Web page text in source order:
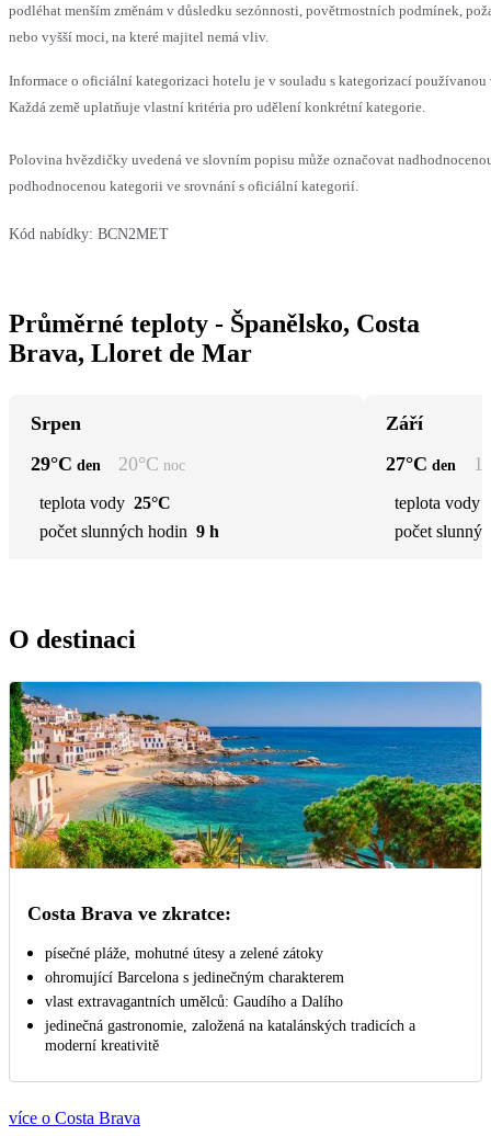
podléhat menším změnám v důsledku sezónnosti, povětrnostních podmínek,
nebo vyšší moci, na které majitel nemá vliv.
Informace o oficiální kategorizaci hotelu je v souladu s kategorizací používanou
Každá země uplatňuje vlastní kritéria pro udělení konkrétní kategorie.
Polovina hvězdičky uvedená ve slovním popisu může označovat
podhodnocenou kategorii ve srovnání s oficiální kategorií.
Kód nabídky: BCN2MET
Průměrné teploty - Španělsko, Costa
Brava, Lloret de Mar
Srpen
29°C den 20°C noc
teplota vody 25°C
počet slunných hodin 9 h
Září
27°C den
teplota vody
počet
O destinaci
Costa Brava ve zkratce:
písečné pláže, mohutné útesy a zelené zátoky
ohromující Barcelona s jedinečným charakterem
vlast extravagantních umělců: Gaudího a Dalího
jedinečná gastronomie, založená na katalánských tradicích a
moderní kreativitě
více o Costa Brava